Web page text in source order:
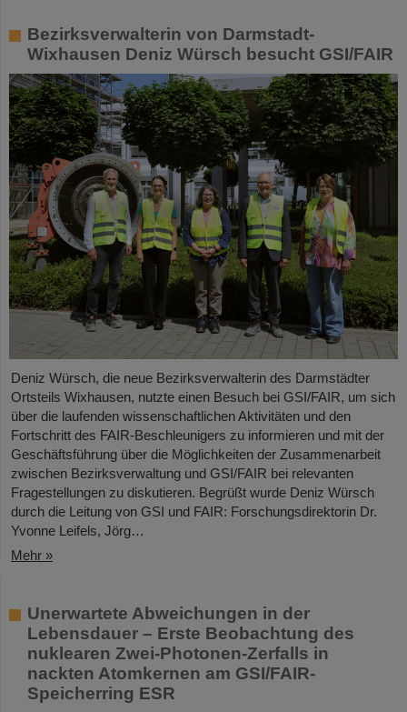
Bezirksverwalterin von Darmstadt-
Wixhausen Deniz Würsch besucht GSI/FAIR
Deniz Würsch, die neue Bezirksverwalterin des Darmstädter
Ortsteils Wixhausen, nutzte einen Besuch bei GSI/FAIR, um sich
über die laufenden wissenschaftlichen Aktivitäten und den
Fortschritt des FAIR-Beschleunigers zu informieren und mit der
Geschäftsführung über die Möglichkeiten der Zusammenarbeit
zwischen Bezirksverwaltung und GSI/FAIR bei relevanten
Fragestellungen zu diskutieren. Begrüßt wurde Deniz Würsch
durch die Leitung von GSI und FAIR: Forschungsdirektorin Dr.
Yvonne Leifels, Jörg…
Mehr »
Unerwartete Abweichungen in der
Lebensdauer – Erste Beobachtung des
nuklearen Zwei-Photonen-Zerfalls in
nackten Atomkernen am GSI/FAIR-
Speicherring ESR